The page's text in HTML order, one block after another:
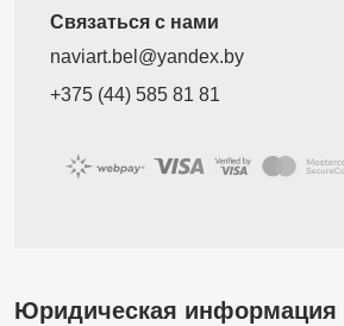
Связаться с нами
naviart.bel@yandex.by
+375 (44) 585 81 81
Юридическая информация